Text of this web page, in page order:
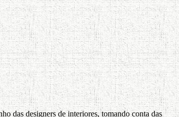
das designers de interiores, tomando conta das